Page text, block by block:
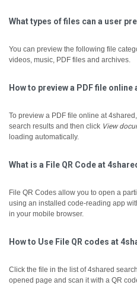
What types of files can a user
You can preview the following file
videos, music, PDF files and archives.
How to preview a PDF file online
To preview a PDF file online at
search results and then click View
loading automatically.
What is a File QR Code at
File QR Codes allow you to open a
using an installed code-reading app
in your mobile browser.
How to Use File QR codes at
Click the file in the list of 4shared
opened page and scan it with a QR